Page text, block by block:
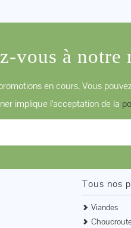
vous à notre
en cours. Vous
implique l'acceptation de la
Tous nos
Viandes